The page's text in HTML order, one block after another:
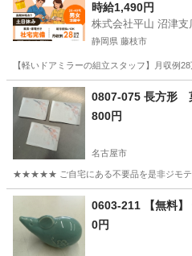
時給1,490円
株式会社平山 沼津支
静岡県 藤枝市
【軽いドアミラーの組立スタッフ】月収例
静岡 藤枝市
0807-075 長方形
800円
名古屋市
★★★★★ ご自宅にある不要品を是非ジモティ
愛知 名古屋市 銘々皿
0603-211 【無料】
0円